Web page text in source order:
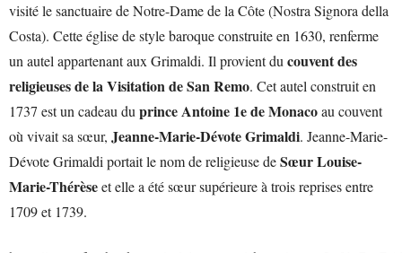
visité le sanctuaire de Notre-Dame de la Côte (Nostra Signora della
Costa). Cette église de style baroque construite en 1630, renferme
un autel appartenant aux Grimaldi. Il provient du couvent des
religieuses de la Visitation de San Remo. Cet autel construit en
1737 est un cadeau du prince Antoine 1e de Monacoau couvent
où vivait sa sœur, Jeanne-Marie-Dévote Grimaldi. Jeanne-Marie-
Dévote Grimaldi portait le nom de religieuse deSœur Louise-
Marie-Thérèseet elle a été sœur supérieure à trois reprises entre
1709 et 1739.